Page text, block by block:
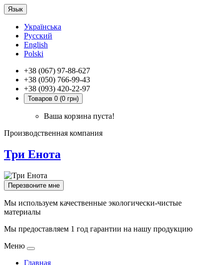
Язык
Українська
Русский
English
Polski
+38 (067) 97-88-627
+38 (050) 766-99-43
+38 (093) 420-22-97
Товаров 0 (0 грн)
Ваша корзина пуста!
Производственная компания
Три Енота
Перезвоните мне
Мы используем качественные экологически-чистые
материалы
Мы предоставляем 1 год гарантии на нашу продукцию
Меню
Главная